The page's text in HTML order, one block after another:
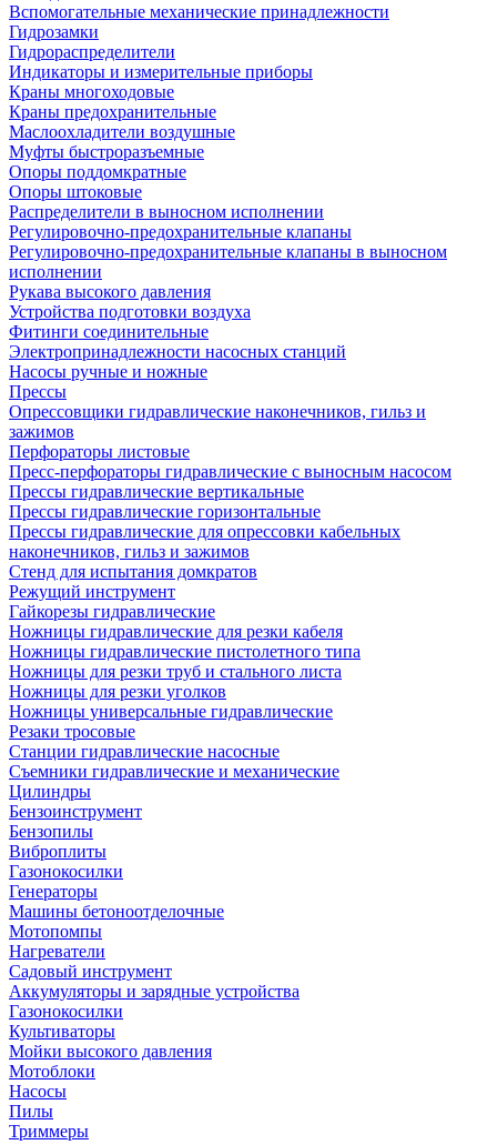
Вспомогательные механические принадлежности
Гидрозамки
Гидрораспределители
Индикаторы и измерительные приборы
Краны многоходовые
Краны предохранительные
Маслоохладители воздушные
Муфты быстроразъемные
Опоры поддомкратные
Опоры штоковые
Распределители в выносном исполнении
Регулировочно-предохранительные клапаны
Регулировочно-предохранительные клапаны в выносном
исполнении
Рукава высокого давления
Устройства подготовки воздуха
Фитинги соединительные
Электропринадлежности насосных станций
Насосы ручные и ножные
Прессы
Опрессовщики гидравлические наконечников, гильз и
зажимов
Перфораторы листовые
Пресс-перфораторы гидравлические с выносным насосом
Прессы гидравлические вертикальные
Прессы гидравлические горизонтальные
Прессы гидравлические для опрессовки кабельных
наконечников, гильз и зажимов
Стенд для испытания домкратов
Режущий инструмент
Гайкорезы гидравлические
Ножницы гидравлические для резки кабеля
Ножницы гидравлические пистолетного типа
Ножницы для резки труб и стального листа
Ножницы для резки уголков
Ножницы универсальные гидравлические
Резаки тросовые
Станции гидравлические насосные
Съемники гидравлические и механические
Цилиндры
Бензоинструмент
Бензопилы
Виброплиты
Газонокосилки
Генераторы
Машины бетоноотделочные
Мотопомпы
Нагреватели
Садовый инструмент
Аккумуляторы и зарядные устройства
Газонокосилки
Культиваторы
Мойки высокого давления
Мотоблоки
Насосы
Пилы
Триммеры